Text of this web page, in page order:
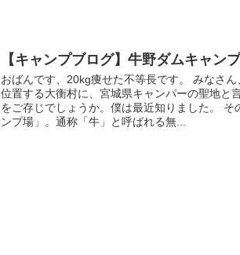
【キャンプブログ】牛野ダムキャン
おばんです、20kg痩せた不等長です。 みなさ
位置する大衡村に、宮城県キャンパーの聖地と
をご存じでしょうか。僕は最近知りました。 そ
ンプ場」。通称「牛」と呼ばれる無...